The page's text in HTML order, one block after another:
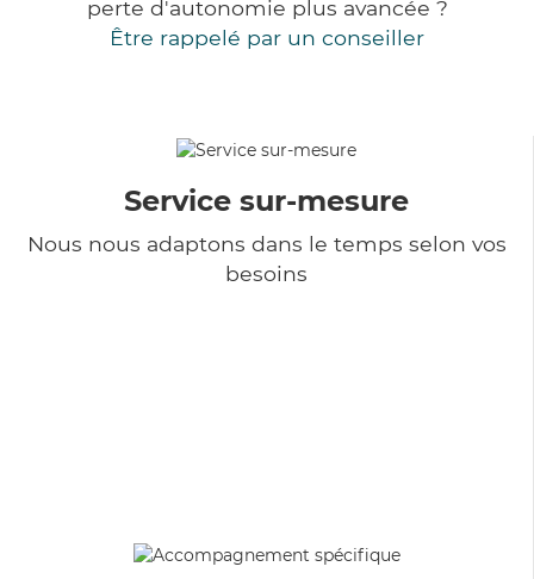
perte d'autonomie plus avancée ?
Être rappelé par un conseiller
Service sur-mesure
Nous nous adaptons dans le temps selon vos
besoins